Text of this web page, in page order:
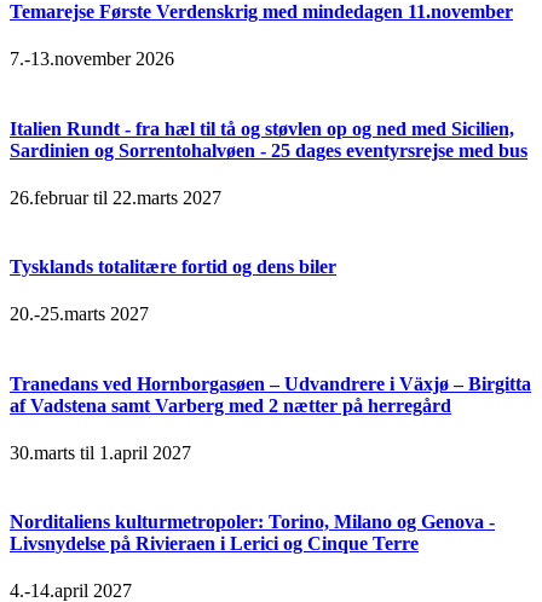
Temarejse Første Verdenskrig med mindedagen 11.november
7.-13.november 2026
Italien Rundt - fra hæl til tå og støvlen op og ned med Sicilien,
Sardinien og Sorrentohalvøen - 25 dages eventyrsrejse med bus
26.februar til 22.marts 2027
Tysklands totalitære fortid og dens biler
20.-25.marts 2027
Tranedans ved Hornborgasøen – Udvandrere i Växjø – Birgitta
af Vadstena samt Varberg med 2 nætter på herregård
30.marts til 1.april 2027
Norditaliens kulturmetropoler: Torino, Milano og Genova -
Livsnydelse på Rivieraen i Lerici og Cinque Terre
4.-14.april 2027